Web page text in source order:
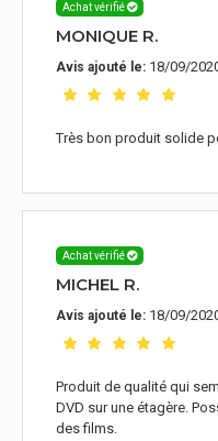
Achat vérifié
MONIQUE R.
Avis ajouté le: 18/09/
Très bon produit solide
Achat vérifié
MICHEL R.
Avis ajouté le: 18/09/
Produit de qualité qui
DVD sur une étagère.
des films.